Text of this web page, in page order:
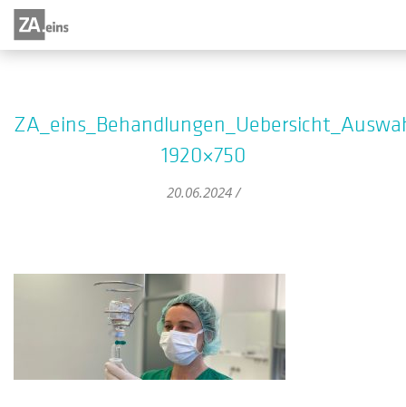
1920×750
20.06.2024 /